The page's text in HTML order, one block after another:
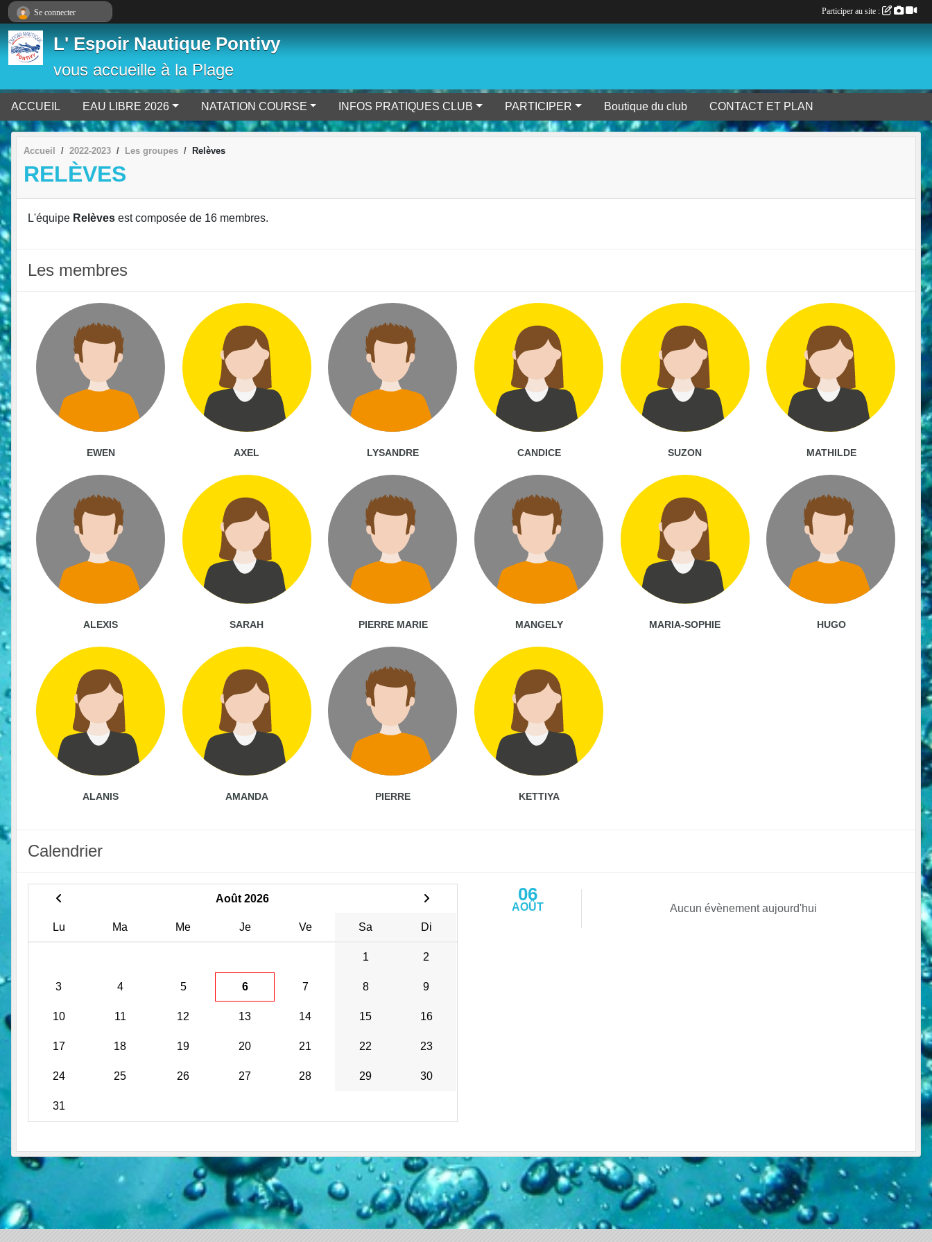
L' Espoir Nautique Pontivy
vous accueille à la Plage
ACCUEIL EAU LIBRE 2026 NATATION COURSE INFOS PRATIQUES CLUB PARTICIPER Boutique du club CONTACT ET PLAN
Accueil 2022-2023 Les groupes Relèves
RELÈVES
L'équipe Relèves est composée de 16 membres.
Les membres
EWEN AXEL LYSANDRE CANDICE SUZON MATHILDE
ALEXIS SARAH PIERRE MARIE MANGELY MARIA-SOPHIE HUGO
ALANIS AMANDA PIERRE KETTIYA
Calendrier
Août 2026
Lu Ma Me Je Ve Sa Di
1 2
3 4 5 6 7 8 9
10 11 12 13 14 15 16
17 18 19 20 21 22 23
24 25 26 27 28 29 30
31
06
AOÛT Aucun évènement aujourd'hui
Se connecter Participer au site :
Panneau de gestion des cookies